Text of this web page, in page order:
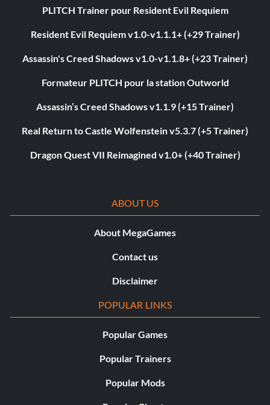
PLITCH Trainer pour Resident Evil Requiem
Resident Evil Requiem v1.0-v1.1.1+ (+29 Trainer)
Assassin's Creed Shadows v1.0-v1.1.8+ (+23 Trainer)
Formateur PLITCH pour la station Outworld
Assassin’s Creed Shadows v1.1.9 (+15 Trainer)
Real Return to Castle Wolfenstein v5.3.7 (+5 Trainer)
Dragon Quest VII Reimagined v1.0+ (+40 Trainer)
ABOUT US
About MegaGames
Contact us
Disclaimer
POPULAR LINKS
Popular Games
Popular Trainers
Popular Mods